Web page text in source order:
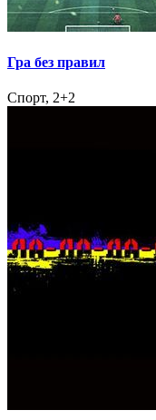
Гра без правил
Спорт, 2+2